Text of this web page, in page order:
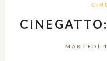
MARTEDÌ